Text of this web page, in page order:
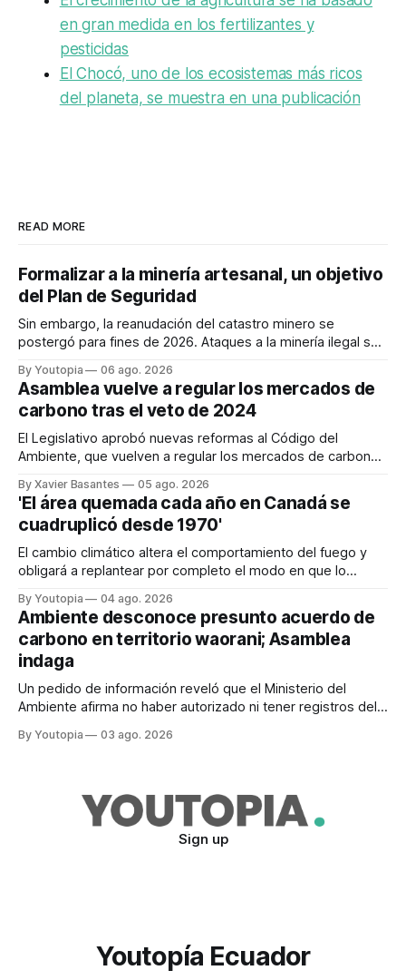
en gran medida en los fertilizantes y
pesticidas
El Chocó, uno de los ecosistemas más ricos
del planeta, se muestra en una publicación
READ MORE
Formalizar a la minería artesanal, un objetivo
del Plan de Seguridad
Sin embargo, la reanudación del catastro minero se
postergó para fines de 2026. Ataques a la minería ilegal se
By Youtopia 06 ago. 2026
Asamblea vuelve a regular los mercados de
carbono tras el veto de 2024
El Legislativo aprobó nuevas reformas al Código del
Ambiente, que vuelven a regular los mercados de carbono,
By Xavier Basantes 05 ago. 2026
'El área quemada cada año en Canadá se
cuadruplicó desde 1970'
El cambio climático altera el comportamiento del fuego y
obligará a replantear por completo el modo en que lo
By Youtopia 04 ago. 2026
Ambiente desconoce presunto acuerdo de
carbono en territorio waorani; Asamblea
indaga
Un pedido de información reveló que el Ministerio del
Ambiente afirma no haber autorizado ni tener registros del
By Youtopia 03 ago. 2026
Sign up
Youtopía Ecuador